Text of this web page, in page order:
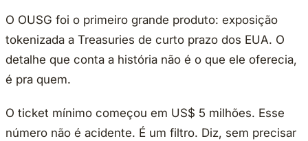
O OUSG foi o primeiro grande produto: exposição
tokenizada a Treasuries de curto prazo dos EUA. O
detalhe que conta a história não é o que ele oferecia,
é pra quem.
O ticket mínimo começou em US$ 5 milhões. Esse
número não é acidente. É um filtro. Diz, sem precisar